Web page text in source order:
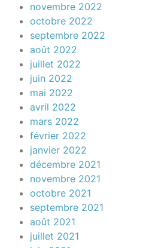
novembre 2022
octobre 2022
septembre 2022
août 2022
juillet 2022
juin 2022
mai 2022
avril 2022
mars 2022
février 2022
janvier 2022
décembre 2021
novembre 2021
octobre 2021
septembre 2021
août 2021
juillet 2021